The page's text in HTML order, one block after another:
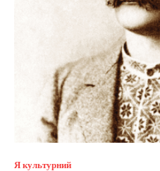
Я культурний